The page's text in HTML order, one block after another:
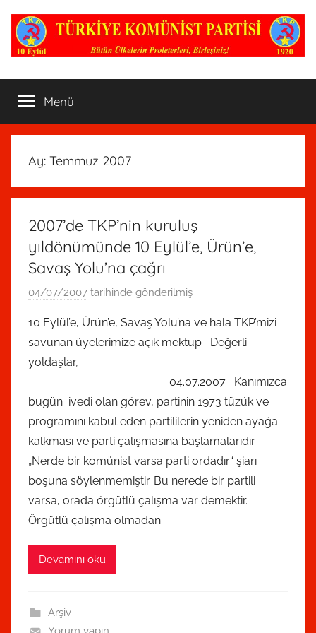
atla
TKP
Komünist
varsa,
Parti
oradadır!
Menü
Ay: Temmuz 2007
2007’de TKP’nin kuruluş
yıldönümünde 10 Eylül’e, Ürün’e,
Savaş Yolu’na çağrı
04/07/2007 tarihinde gönderilmiş
d
a
s
i
y
o
n
t
10 Eylül’e, Ürün’e, Savaş Yolu’na ve hala TKP’mizi
savunan üyelerimize açık mektup Değerli
yoldaşlar,
04.07.2007 Kanımızca
bugün ivedi olan görev, partinin 1973 tüzük ve
programını kabul eden partililerin yeniden ayağa
kalkması ve parti çalışmasına başlamalarıdır.
„Nerde bir komünist varsa parti ordadır“ şiarı
boşuna söylenmemiştir. Bu nerede bir partili
varsa, orada örgütlü çalışma var demektir.
Örgütlü çalışma olmadan
Devamını oku
Arşiv